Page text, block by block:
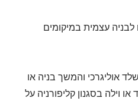
עצמית במיקומים
אוליגרכי והמשך בניה או
או וילה בסגנון קליפורניה על